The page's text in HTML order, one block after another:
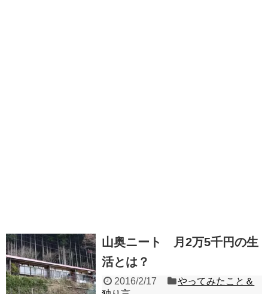
山奥ニート 月2万5千円の生
活とは？
2016/2/17
やってみたこと＆